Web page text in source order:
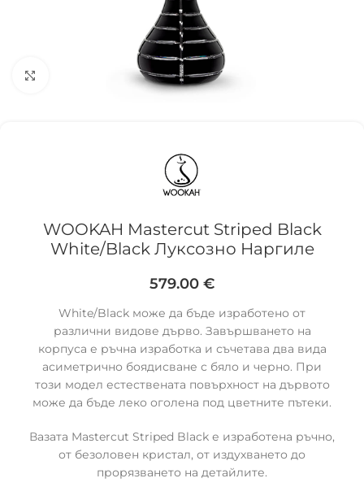
WOOKAH Mastercut Striped Black
White/Black Луксозно Наргиле
579.00 €
White/Black може да бъде изработено от
различни видове дърво. Завършването на
корпуса е ръчна изработка и съчетава два вида
асиметрично боядисване с бяло и черно. При
този модел естествената повърхност на дървото
може да бъде леко оголена под цветните пътеки.
Вазата Mastercut Striped Black е изработена ръчно,
от безоловен кристал, от издухването до
прорязването на детайлите.